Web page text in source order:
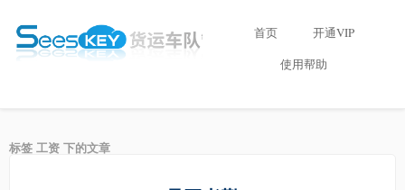
首页
开通VIP
使用帮助
标签 工资 下的文章